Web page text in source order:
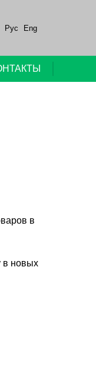
Рус Eng
в
в новых